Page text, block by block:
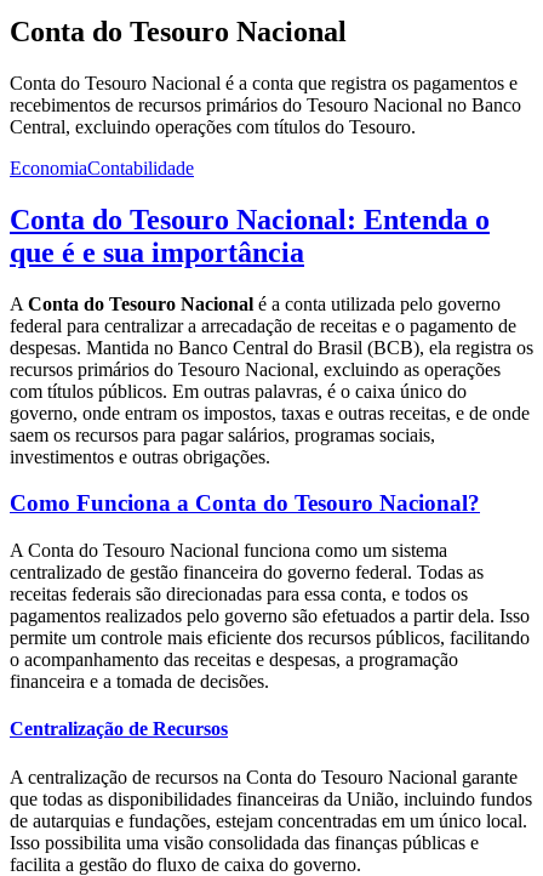
Conta do Tesouro Nacional
Conta do Tesouro Nacional é a conta que registra os pagamentos e
recebimentos de recursos primários do Tesouro Nacional no Banco
Central, excluindo operações com títulos do Tesouro.
EconomiaContabilidade
Conta do Tesouro Nacional: Entenda o
que é e sua importância
A Conta do Tesouro Nacional é a conta utilizada pelo governo
federal para centralizar a arrecadação de receitas e o pagamento de
despesas. Mantida no Banco Central do Brasil (BCB), ela registra os
recursos primários do Tesouro Nacional, excluindo as operações
com títulos públicos. Em outras palavras, é o caixa único do
governo, onde entram os impostos, taxas e outras receitas, e de onde
saem os recursos para pagar salários, programas sociais,
investimentos e outras obrigações.
Como Funciona a Conta do Tesouro Nacional?
A Conta do Tesouro Nacional funciona como um sistema
centralizado de gestão financeira do governo federal. Todas as
receitas federais são direcionadas para essa conta, e todos os
pagamentos realizados pelo governo são efetuados a partir dela. Isso
permite um controle mais eficiente dos recursos públicos, facilitando
o acompanhamento das receitas e despesas, a programação
financeira e a tomada de decisões.
Centralização de Recursos
A centralização de recursos na Conta do Tesouro Nacional garante
que todas as disponibilidades financeiras da União, incluindo fundos
de autarquias e fundações, estejam concentradas em um único local.
Isso possibilita uma visão consolidada das finanças públicas e
facilita a gestão do fluxo de caixa do governo.